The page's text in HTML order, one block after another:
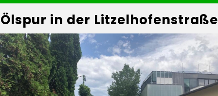
Ölspur in der Litzelhofenstraße